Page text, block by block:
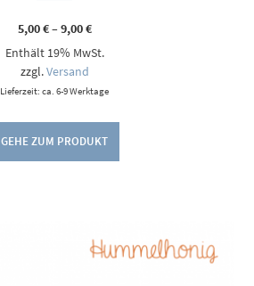
5,00€–9,00€Preisspanne:
bis
Enthält 19% MwSt.
zzgl.Versand
Lieferzeit: ca. 6-9 Werktage
GEHE ZUM PRODUKT